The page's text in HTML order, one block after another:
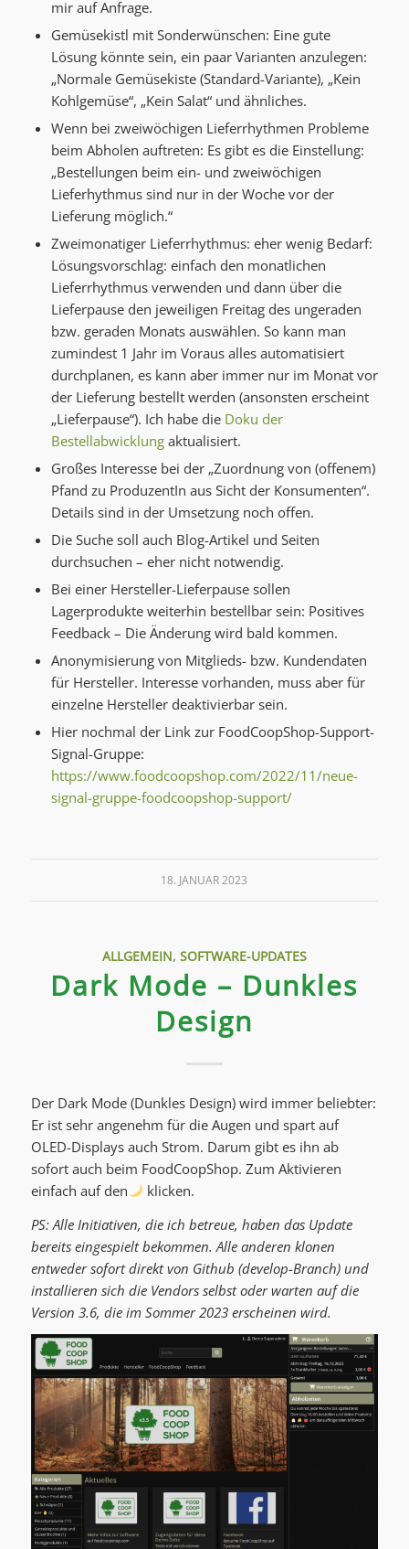
mir auf Anfrage.
Gemüsekistl mit Sonderwünschen: Eine gute
Lösung könnte sein, ein paar Varianten anzulegen:
„Normale Gemüsekiste (Standard-Variante), „Kein
Kohlgemüse“, „Kein Salat“ und ähnliches.
Wenn bei zweiwöchigen Lieferrhythmen Probleme
beim Abholen auftreten: Es gibt es die Einstellung:
„Bestellungen beim ein- und zweiwöchigen
Lieferhythmus sind nur in der Woche vor der
Lieferung möglich.“
Zweimonatiger Lieferrhythmus: eher wenig Bedarf:
Lösungsvorschlag: einfach den monatlichen
Lieferrhythmus verwenden und dann über die
Lieferpause den jeweiligen Freitag des ungeraden
bzw. geraden Monats auswählen. So kann man
zumindest 1 Jahr im Voraus alles automatisiert
durchplanen, es kann aber immer nur im Monat vor
der Lieferung bestellt werden (ansonsten erscheint
„Lieferpause“). Ich habe die Doku der
Bestellabwicklungaktualisiert.
Großes Interesse bei der „Zuordnung von (offenem)
Pfand zu ProduzentIn aus Sicht der Konsumenten“.
Details sind in der Umsetzung noch offen.
Die Suche soll auch Blog-Artikel und Seiten
durchsuchen – eher nicht notwendig.
Bei einer Hersteller-Lieferpause sollen
Lagerprodukte weiterhin bestellbar sein: Positives
Feedback – Die Änderung wird bald kommen.
Anonymisierung von Mitglieds- bzw. Kundendaten
für Hersteller. Interesse vorhanden, muss aber für
einzelne Hersteller deaktivierbar sein.
Hier nochmal der Link zur FoodCoopShop-Support-
Signal-Gruppe:
https://www.foodcoopshop.com/2022/11/neue-
signal-gruppe-foodcoopshop-support/
18. JANUAR 2023
ALLGEMEIN, SOFTWARE-UPDATES
Dark Mode – Dunkles
Design
Der Dark Mode (Dunkles Design) wird immer beliebter:
Er ist sehr angenehm für die Augen und spart auf
OLED-Displays auch Strom. Darum gibt es ihn ab
sofort auch beim FoodCoopShop. Zum Aktivieren
einfach auf den
klicken.
PS: Alle Initiativen, die ich betreue, haben das Update
bereits eingespielt bekommen. Alle anderen klonen
entweder sofort direkt von Github (develop-Branch) und
installieren sich die Vendors selbst oder warten auf die
Version 3.6, die im Sommer 2023 erscheinen wird.